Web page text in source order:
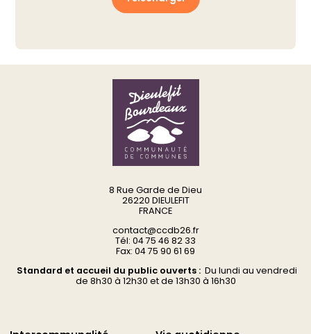
8 Rue Garde de Dieu
26220 DIEULEFIT
FRANCE
contact@ccdb26.fr
Tél: 04 75 46 82 33
Fax: 04 75 90 61 69
Standard et accueil du public ouverts :Du lundi au vendredi
de 8h30 à 12h30 et de 13h30 à 16h30